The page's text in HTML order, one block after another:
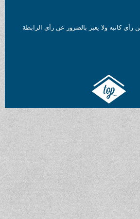
كاتبه ولا يعبر بالضرور عن رأي الرابطة